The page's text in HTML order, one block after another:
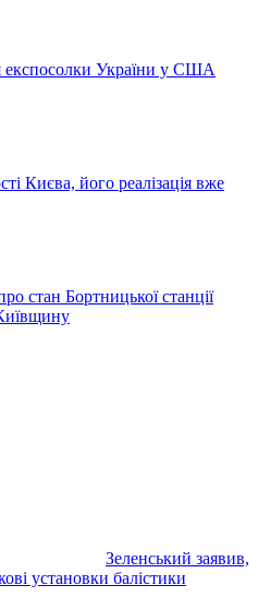
експосолки України у США
Києва, його реалізація вже
стан Бортницької станції
Зеленський заявив,
установки балістики